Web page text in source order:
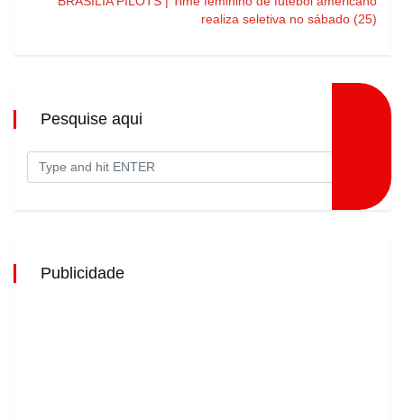
realiza seletiva no sábado (25)
Pesquise aqui
Publicidade